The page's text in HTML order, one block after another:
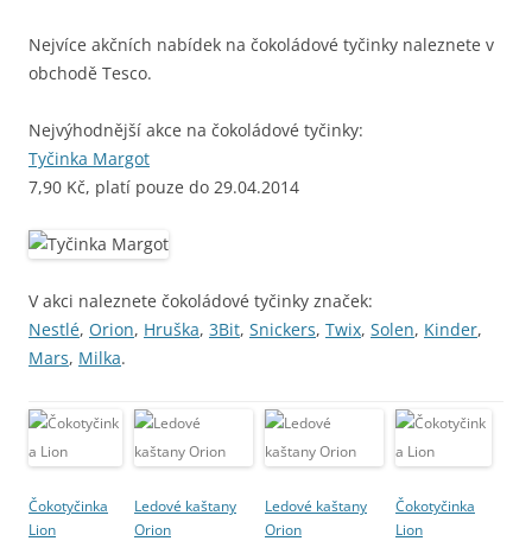
Nejvíce akčních nabídek na čokoládové tyčinky naleznete v
obchodě Tesco.
Nejvýhodnější akce na čokoládové tyčinky:
Tyčinka Margot
7,90 Kč, platí pouze do 29.04.2014
V akci naleznete čokoládové tyčinky značek:
Nestlé, Orion, Hruška, 3Bit, Snickers, Twix, Solen, Kinder,
Mars, Milka.
Čokotyčinka
Lion
Ledové kaštany
Orion
Ledové kaštany
Orion
Čokotyčinka
Lion